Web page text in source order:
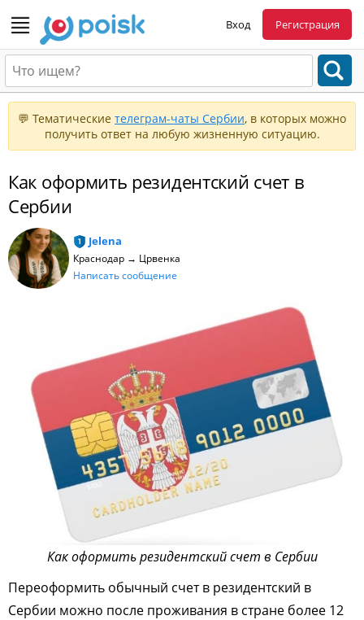
Вход Регистрация
💬 Тематические телеграм-чаты Сербии, в которых можно
получить ответ на любую жизненную ситуацию.
Как оформить резидентский счет в
Сербии
Jelena
Краснодар → Црвенка
Написать сообщение
Как оформить резидентский счет в Сербии
Переоформить обычный счет в резидентский в
Сербии можно после проживания в стране более 12